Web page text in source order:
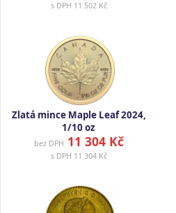
s DPH 11 502 Kč
Zlatá mince Maple Leaf 2024,
1/10 oz
bez DPH 11 304 Kč
s DPH 11 304 Kč